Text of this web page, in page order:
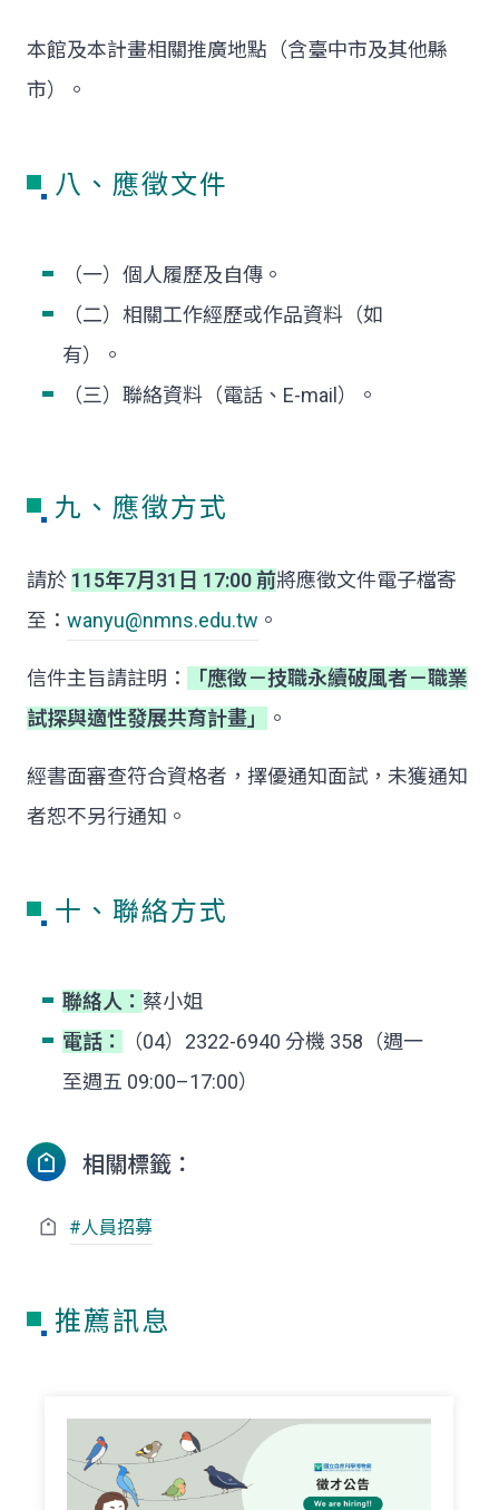
本館及本計畫相關推廣地點（含臺中市及其他縣
市）。
八、應徵文件
（一）個人履歷及自傳。
（二）相關工作經歷或作品資料（如
有）。
（三）聯絡資料（電話、E-mail）。
九、應徵方式
請於 115年7月31日 17:00 前將應徵文件電子檔寄
至： wanyu@nmns.edu.tw 。
信件主旨請註明：
「應徵－技職永續破風者－職業
試探與適性發展共育計畫」
。
經書面審查符合資格者，擇優通知面試，未獲通知
者恕不另行通知。
十、聯絡方式
聯絡人： 蔡小姐
電話：
（04）2322-6940 分機 358（週一
至週五 09:00–17:00）
相關標籤：
#人員招募
推薦訊息